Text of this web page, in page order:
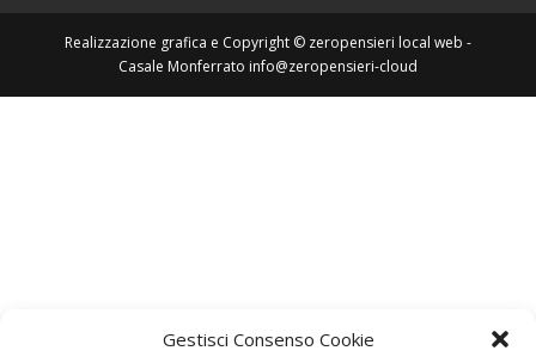
Gestisci Consenso Cookie
Realizzazione grafica e Copyright © zeropensieri local web -
Casale Monferrato info@zeropensieri-cloud